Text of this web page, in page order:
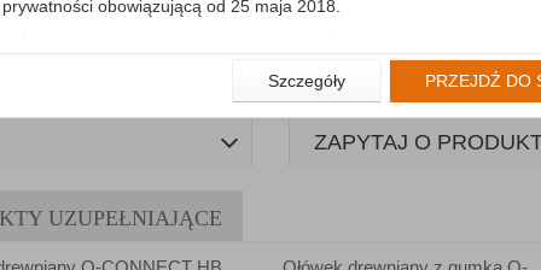
WIĘCEJ INFORMACJI
ZAPYTAJ O
UZUPEŁNIAJĄCE
obowiązującą od 25 maja 2018.
użytkowników zalogowanych, aby umożliwić prawidłową
z tym prawidłowe działanie naszej strony www, a w
zamówienia na Państwa email lub wyświetlenie Państwu
czy cenach indywidualnych, ważna jest Państwa
podczas zakładania konta.
(rozwiń)
Szczegóły PRZEJDŹ DO